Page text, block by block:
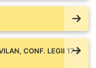
CONF. LEGII 17 /